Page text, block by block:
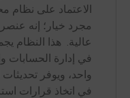
الاعتماد على نظام
مجرد خيار؛ إنه
عالية. هذا النظام
في إدارة الحسابات
واحد، ويوفر
في اتخاذ قرارات